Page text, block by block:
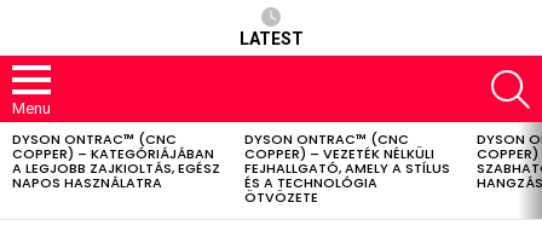
LATEST
Menu
LATEST
STORIES
DYSON ONTRAC™ (CNC
COPPER) – KATEGÓRIÁJÁBAN
A LEGJOBB ZAJKIOLTÁS, EGÉSZ
NAPOS HASZNÁLATRA
DYSON ONTRAC™ (CNC
COPPER) – VEZETÉK NÉLKÜLI
FEJHALLGATÓ, AMELY A STÍLUS
ÉS A TECHNOLÓGIA
ÖTVÖZETE
DYSON
COPPER)